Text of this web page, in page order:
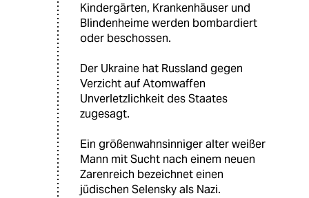
Kindergärten, Krankenhäuser und
Blindenheime werden bombardiert
oder beschossen.
Der Ukraine hat Russland gegen
Verzicht auf Atomwaffen
Unverletzlichkeit des Staates
zugesagt.
Ein größenwahnsinniger alter weißer
Mann mit Sucht nach einem neuen
Zarenreich bezeichnet einen
jüdischen Selensky als Nazi.